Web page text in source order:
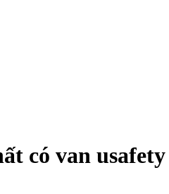
có van usafety